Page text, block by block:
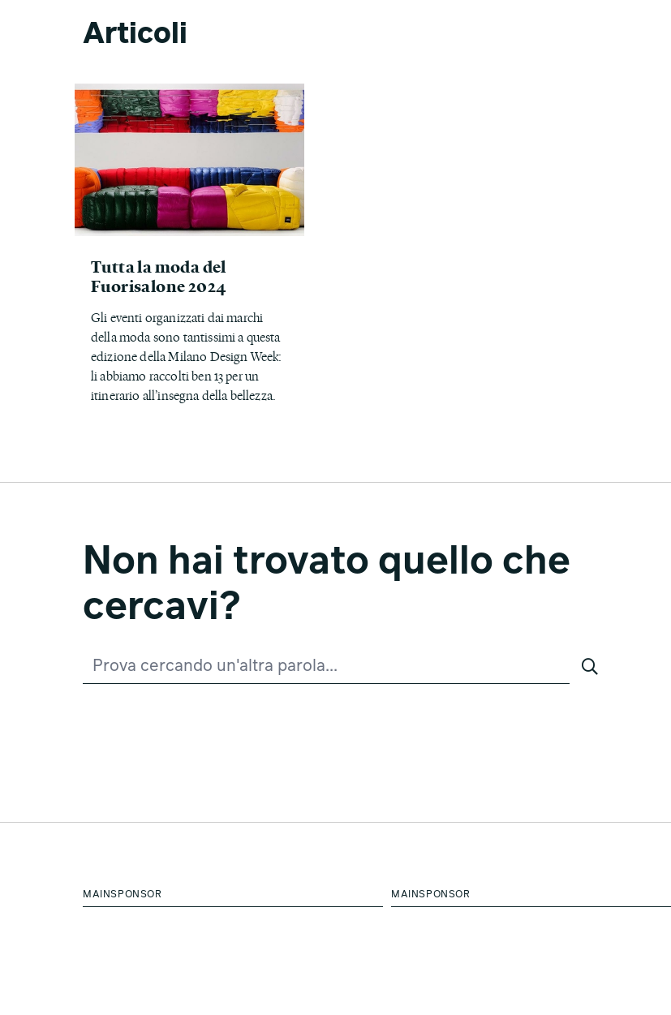
Articoli
Tutta la moda del
Fuorisalone 2024
Gli eventi organizzati dai marchi
della moda sono tantissimi a questa
edizione della Milano Design Week:
li abbiamo raccolti ben 13 per un
itinerario all’insegna della bellezza.
Non hai trovato quello che
cercavi?
MAINSPONSOR MAINSPONSOR